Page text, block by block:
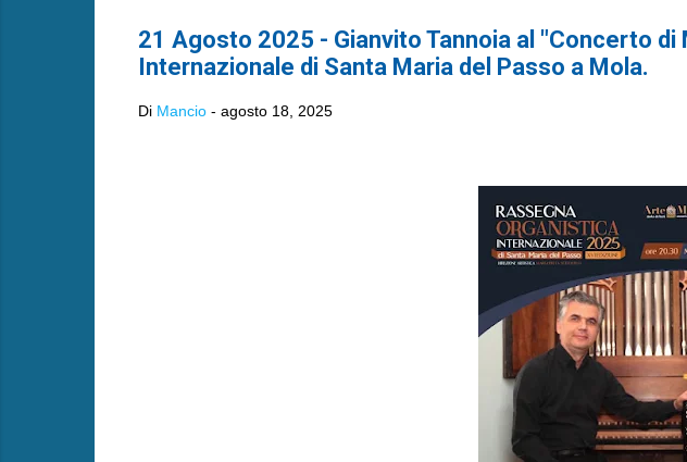
21 Agosto 2025 - Gianvito Tannoia al "Concerto
Internazionale di Santa Maria del Passo a Mola.
Di Mancio - agosto 18, 2025